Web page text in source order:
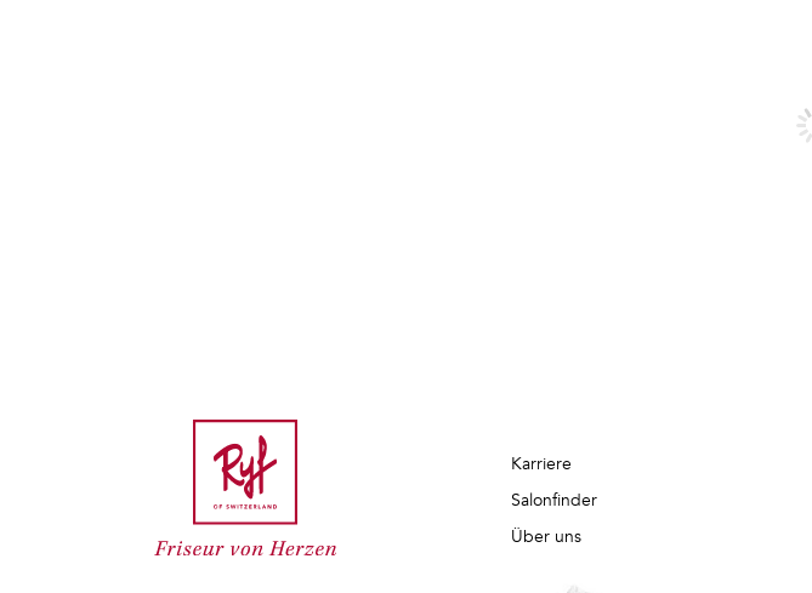
Karriere
Salonfinder
Über uns